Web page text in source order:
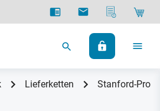
Lieferketten Stanford-